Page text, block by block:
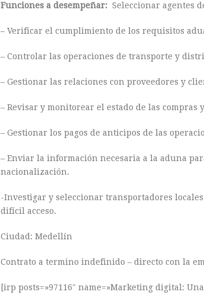
Funciones a desempeñar: Seleccionar agentes
– Verificar el cumplimiento de los requisitos
– Controlar las operaciones de transporte y
– Gestionar las relaciones con proveedores y
– Revisar y monitorear el estado de las
– Gestionar los pagos de anticipos de las
– Enviar la información necesaria a la aduna
nacionalización.
-Investigar y seleccionar transportadores
difícil acceso.
Ciudad: Medellín
Contrato a termino indefinido – directo con la
[irp posts=»97116″ name=»Marketing digital: